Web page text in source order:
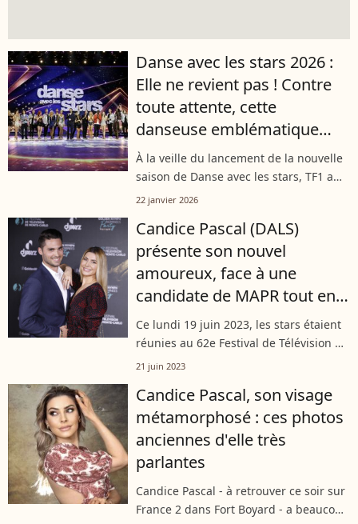
Danse avec les stars 2026 :
Elle ne revient pas ! Contre
toute attente, cette
danseuse emblématique
n'apparaît pas au casting de
cette année
À la veille du lancement de la nouvelle
saison de Danse avec les stars, TF1 a
dévoilé l’ensemble des couples et
pour cette nouvelle édition. Toutefois,...
22 janvier 2026
Candice Pascal (DALS)
présente son nouvel
amoureux, face à une
candidate de MAPR tout en
transparence...
Ce lundi 19 juin 2023, les stars étaient
réunies au 62e Festival de Télévision de
Monte-Carlo à Monaco à l'occasion de
Party. On y a notamment vu une...
21 juin 2023
Candice Pascal, son visage
métamorphosé : ces photos
anciennes d'elle très
parlantes
Candice Pascal - à retrouver ce soir sur
France 2 dans Fort Boyard - a beaucoup